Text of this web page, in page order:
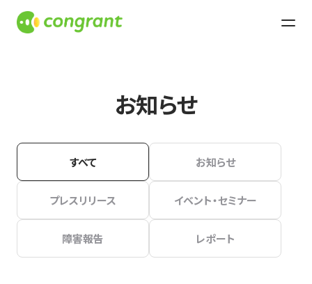
お知らせ
すべて お知らせ
プレスリリース イベント・セミナー
障害報告 レポート